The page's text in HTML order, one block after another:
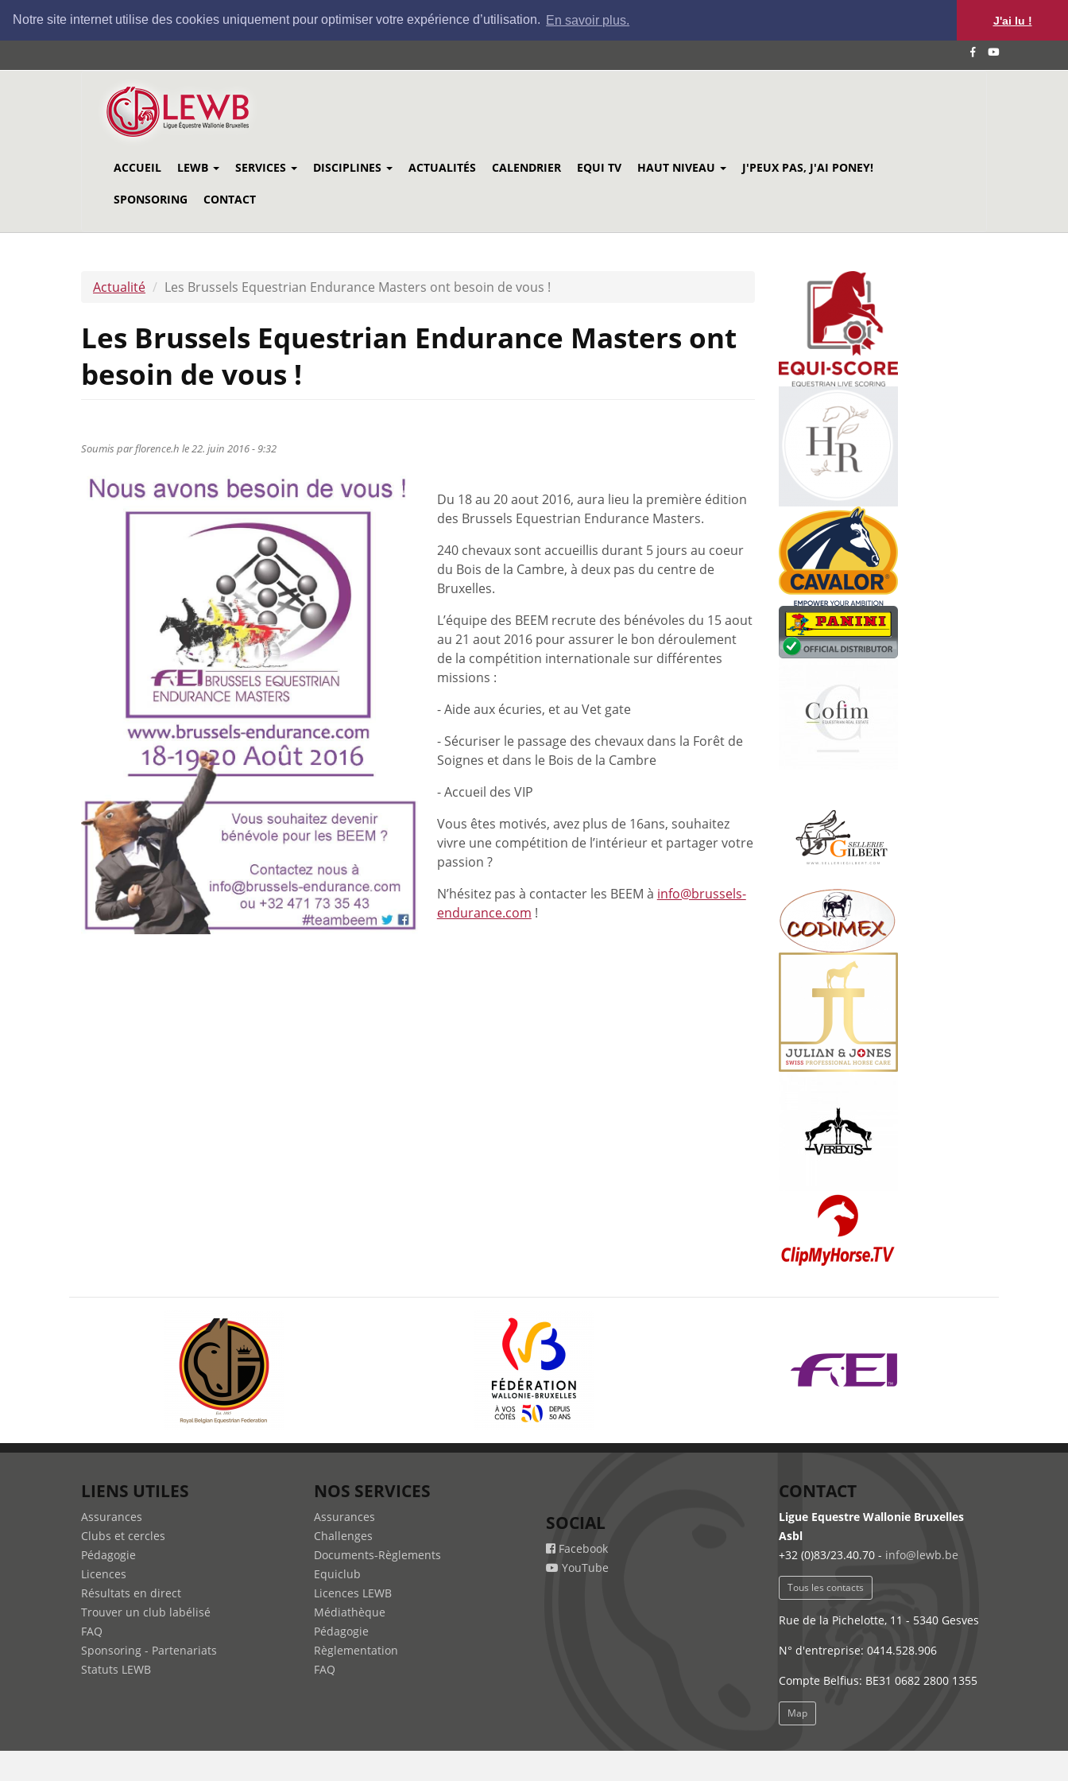
Notre site internet utilise des cookies uniquement pour optimiser votre expérience d’utilisation. En savoir plus. J'ai lu !
au
ACCUEIL LEWB SERVICES DISCIPLINES ACTUALITÉS CALENDRIER EQUI TV HAUT NIVEAU J'PEUX PAS, J'AI PONEY!
SPONSORING CONTACT
Actualité Les Brussels Equestrian Endurance Masters ont besoin de vous !
Les Brussels Equestrian Endurance Masters ont
besoin de vous !
Soumis parflorence.h le 22. juin 2016 - 9:32
Du 18 au 20 aout 2016, aura lieu la première édition
des Brussels Equestrian Endurance Masters.
240 chevaux sont accueillis durant 5 jours au coeur
du Bois de la Cambre, à deux pas du centre de
Bruxelles.
L’équipe des BEEM recrute des bénévoles du 15 aout
au 21 aout 2016 pour assurer le bon déroulement
de la compétition internationale sur différentes
missions :
- Aide aux écuries, et au Vet gate
- Sécuriser le passage des chevaux dans la Forêt de
Soignes et dans le Bois de la Cambre
- Accueil des VIP
Vous êtes motivés, avez plus de 16ans, souhaitez
vivre une compétition de l’intérieur et partager votre
passion ?
N’hésitez pas à contacter les BEEM à info@brussels-
endurance.com !
LIENS UTILES
Assurances
Clubs et cercles
Pédagogie
Licences
Résultats en direct
Trouver un club labélisé
FAQ
Sponsoring - Partenariats
Statuts LEWB
NOS SERVICES
Assurances
Challenges
Documents-Règlements
Equiclub
Licences LEWB
Médiathèque
Pédagogie
Règlementation
FAQ
SOCIAL
Facebook
YouTube
CONTACT
Ligue Equestre Wallonie Bruxelles
Asbl
+32 (0)83/23.40.70 - info@lewb.be
Tous les contacts
Rue de la Pichelotte, 11 - 5340 Gesves
N° d'entreprise: 0414.528.906
Compte Belfius: BE31 0682 2800 1355
Map